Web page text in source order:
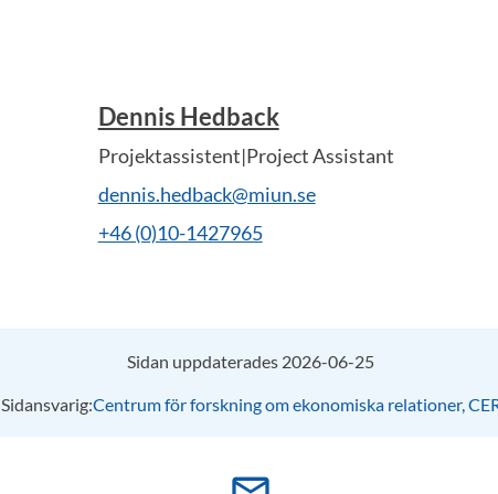
Dennis Hedback
Projektassistent|Project Assistant
dennis.hedback@miun.se
+46 (0)10-1427965
Sidan uppdaterades 2026-06-25
Sidansvarig:Centrum för forskning om ekonomiska relationer,